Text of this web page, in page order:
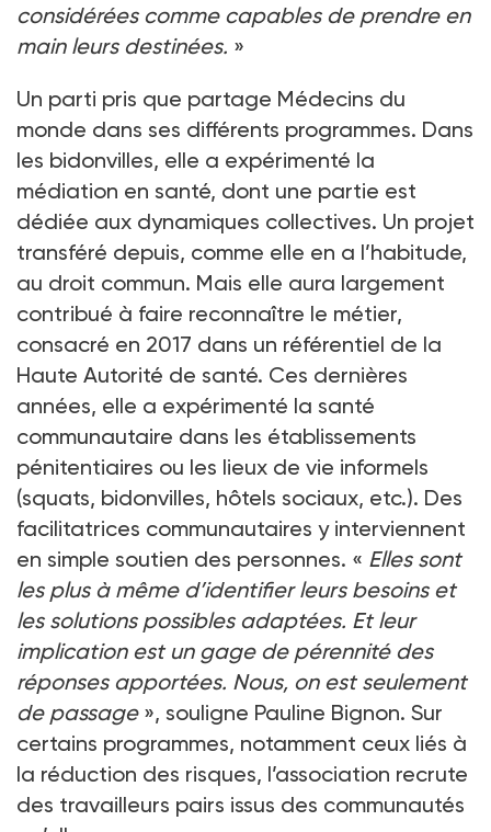
considérées comme capables de prendre en
main leurs destinées. »
Un parti pris que partage Médecins du
monde dans ses différents programmes. Dans
les bidonvilles, elle a expérimenté la
médiation en santé, dont une partie est
dédiée aux dynamiques collectives. Un projet
transféré depuis, comme elle en a l’habitude,
au droit commun. Mais elle aura largement
contribué à faire reconnaître le métier,
consacré en 2017 dans un référentiel de la
Haute Autorité de santé. Ces dernières
années, elle a expérimenté la santé
communautaire dans les établissements
pénitentiaires ou les lieux de vie informels
(squats, bidonvilles, hôtels sociaux, etc.). Des
facilitatrices communautaires y interviennent
en simple soutien des personnes. « Elles sont
les plus à même d’identifier leurs besoins et
les solutions possibles adaptées. Et leur
implication est un gage de pérennité des
réponses apportées. Nous, on est seulement
de passage», souligne Pauline Bignon. Sur
certains programmes, notamment ceux liés à
la réduction des risques, l’association recrute
des travailleurs pairs issus des communautés